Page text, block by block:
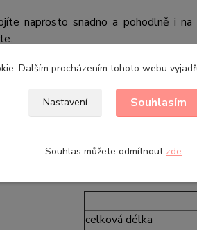
naprosto snadno a pohodlně i
střih, který se hodí pro všechny
úpletu s příměsí elastanu. Díky
Šaty jsou připravené sloužit
celková délka
Dalším procházením tohoto webu
Nastavení Souhlasím
Souhlas můžete odmítnout zde.